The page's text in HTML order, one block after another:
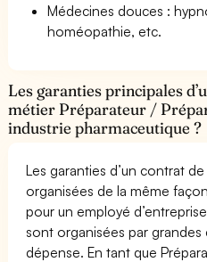
Médecines douces :
homéopathie, etc.
Les garanties principales
métier Préparateur /
industrie pharmaceutique ?
Les garanties d’un contrat
organisées de la même
pour un employé
sont organisées par
dépense. En tant que